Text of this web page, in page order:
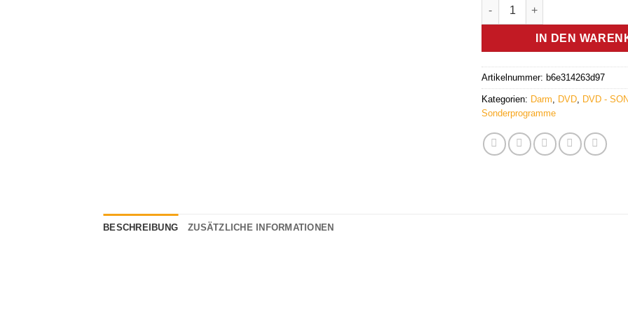
12.90 €7.90
Darm (DVD) - Germanische
IN DEN
Artikelnummer: b6e314263d97
Kategorien: Darm DVD DVD -
Sonderprogramme
BESCHREIBUNG ZUSÄTZLICHE INFORMATIONEN